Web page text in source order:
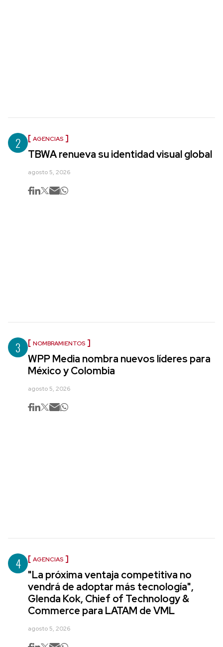
2 AGENCIAS
TBWA renueva su identidad visual global
agosto 5, 2026
3 NOMBRAMIENTOS
WPP Media nombra nuevos líderes para
México y Colombia
agosto 5, 2026
4 AGENCIAS
"La próxima ventaja competitiva no
vendrá de adoptar más tecnología",
Glenda Kok, Chief of Technology &
Commerce para LATAM de VML
agosto 5, 2026